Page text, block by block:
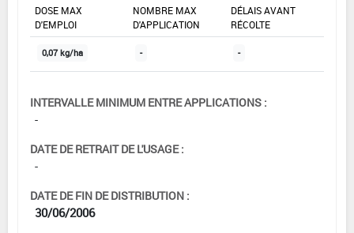
DOSE MAX
D'EMPLOI
NOMBRE MAX
D'APPLICATION
DÉLAIS AVANT
RÉCOLTE
0,07 kg/ha - -
INTERVALLE MINIMUM ENTRE APPLICATIONS :
-
DATE DE RETRAIT DE L'USAGE :
-
DATE DE FIN DE DISTRIBUTION :
30/06/2006